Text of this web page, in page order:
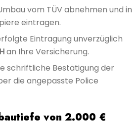
vom TÜV abnehmen und in
eintragen.
Eintragung unverzüglich
an Ihre Versicherung.
schriftliche Bestätigung der
die angepasste Police
von 2.000 €